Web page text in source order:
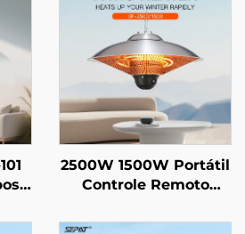
2500W 1500W Portátil
Controle Remoto
Carbono Uso Externo e